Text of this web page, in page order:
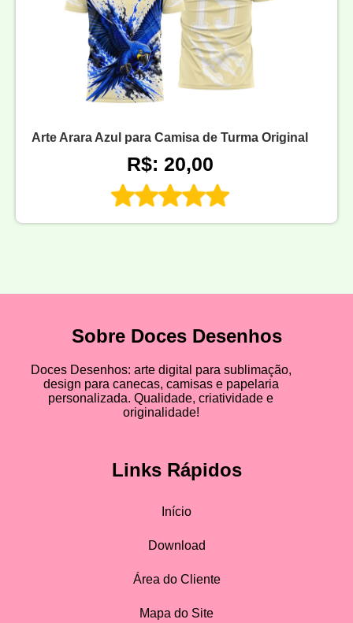
Arte Arara Azul para Camisa de Turma Original
R$: 20,00
Sobre Doces Desenhos
Doces Desenhos: arte digital para sublimação,
design para canecas, camisas e papelaria
personalizada. Qualidade, criatividade e
originalidade!
Links Rápidos
Início
Download
Área do Cliente
Mapa do Site